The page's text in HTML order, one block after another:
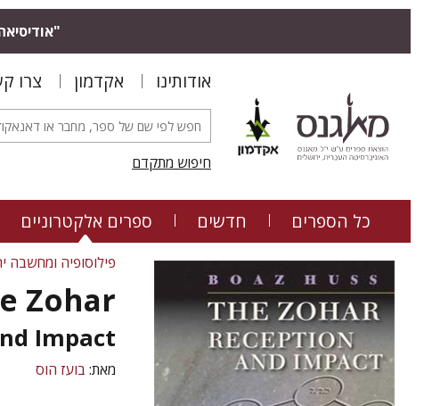
אודותינו אקדמון צרו
חיפוש מתקדם
כל הספרים חדשים ספרים אלקטרוניים
פילוסופיה ומחשבה
Zohar
Impact
מאת: בועז הוס